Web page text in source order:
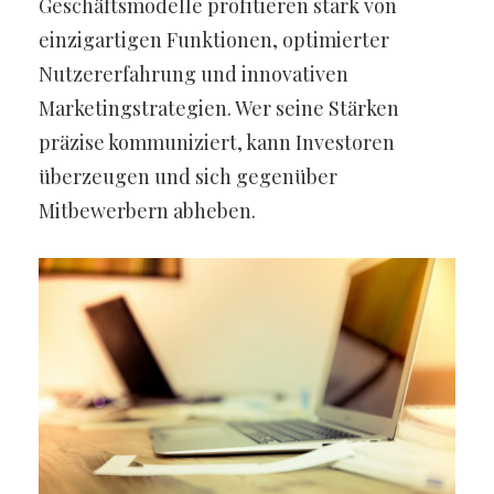
einzigartigen Funktionen, optimierter
Nutzererfahrung und innovativen
Marketingstrategien. Wer seine Stärken
präzise kommuniziert, kann Investoren
überzeugen und sich gegenüber
Mitbewerbern abheben.